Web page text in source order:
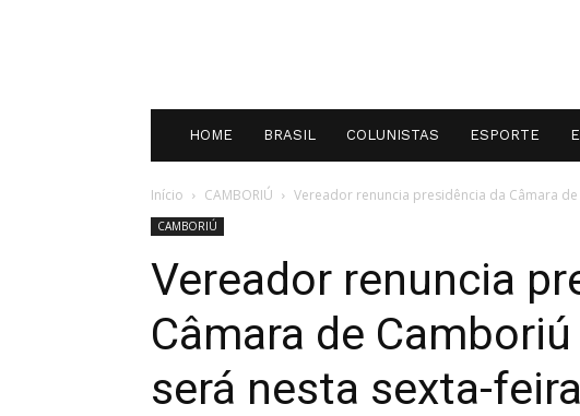
HOME BRASIL COLUNISTAS ESPORTE
Início CAMBORIÚ Vereador renuncia presidência da Câmara
CAMBORIÚ
Vereador renuncia
Câmara de
será nesta sexta-